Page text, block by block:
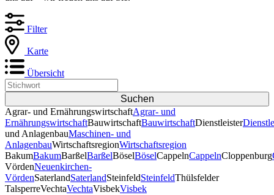
Filter
Karte
Übersicht
Agrar- und ErnährungswirtschaftAgrar- und
ErnährungswirtschaftBauwirtschaftBauwirtschaftDienstleister
und AnlagenbauMaschinen- und
AnlagenbauWirtschaftsregionWirtschaftsregion
BakumBakumBarßelBarßelBöselBöselCappelnCappelnCloppenburg
VördenNeuenkirchen-
VördenSaterlandSaterlandSteinfeldSteinfeldThülsfelder
TalsperreVechtaVechtaVisbekVisbek